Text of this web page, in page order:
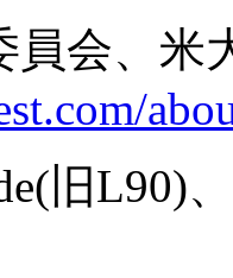
員会、米
旧L90)